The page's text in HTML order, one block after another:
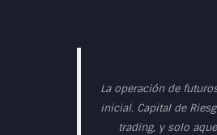
La operación de
inicial. Capital de
trading, y solo